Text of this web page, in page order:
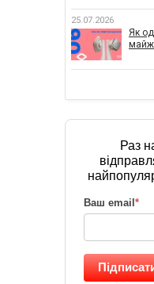
25.07.2026
Як
Раз
Ваш email *